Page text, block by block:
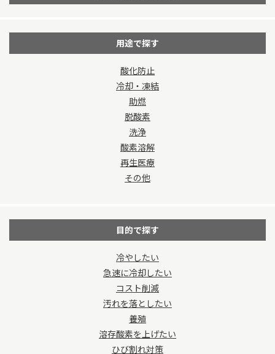
用途で探す
酸化防止
冷却・凍結
助燃
脱酸素
洗浄
酸素溶解
再生医療
その他
目的で探す
冷やしたい
急速に冷却したい
コスト削減
汚れを落としたい
養殖
溶存酸素を上げたい
ひび割れ対策